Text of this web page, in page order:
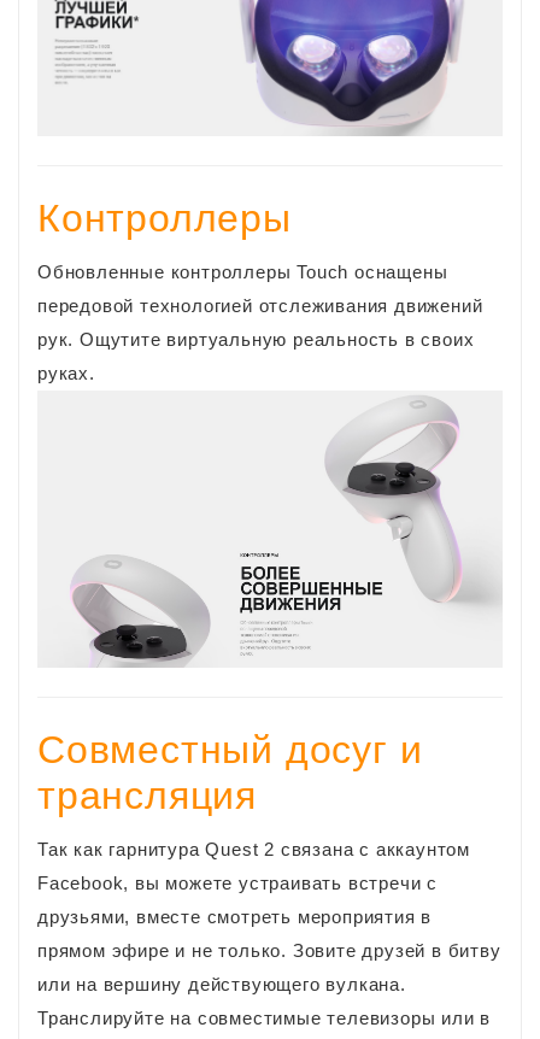
Контроллеры
Обновленные контроллеры Touch оснащены
передовой технологией отслеживания движений
рук. Ощутите виртуальную реальность в своих
руках.
Совместный досуг и
трансляция
Так как гарнитура Quest 2 связана с аккаунтом
Facebook, вы можете устраивать встречи с
друзьями, вместе смотреть мероприятия в
прямом эфире и не только. Зовите друзей в битву
или на вершину действующего вулкана.
Транслируйте на совместимые телевизоры или в